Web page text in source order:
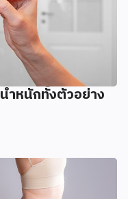
ำหนักทั้งตัวอย่าง